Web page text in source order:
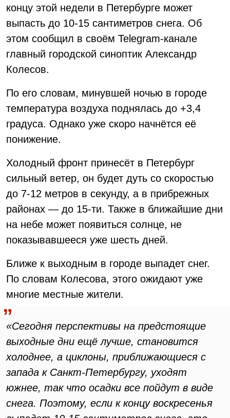
концу этой недели в Петербурге может
выпасть до 10-15 сантиметров снега. Об
этом сообщил в своём Telegram-канале
главный городской синоптик Александр
Колесов.
По его словам, минувшей ночью в городе
температура воздуха поднялась до +3,4
градуса. Однако уже скоро начнётся её
понижение.
Холодный фронт принесёт в Петербург
сильный ветер, он будет дуть со скоростью
до 7-12 метров в секунду, а в прибрежных
районах — до 15-ти. Также в ближайшие дни
на небе может появиться солнце, не
показывавшееся уже шесть дней.
Ближе к выходным в городе выпадет снег.
По словам Колесова, этого ожидают уже
многие местные жители.
«Сегодня перспективы на предстоящие
выходные дни ещё лучше, становится
холоднее, а циклоны, приближающиеся с
запада к Санкт-Петербургу, уходят
южнее, так что осадки все пойдут в виде
снега. Поэтому, если к концу воскресенья